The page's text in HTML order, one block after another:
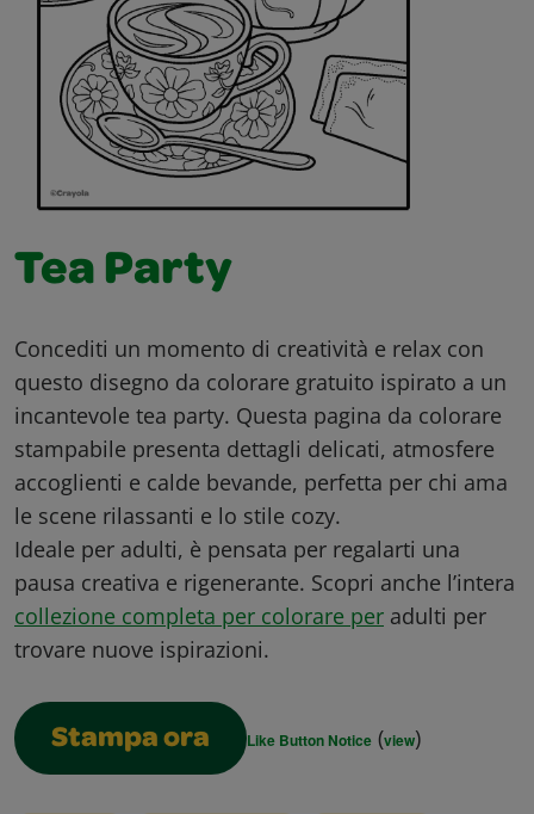
Tea Party
Concediti un momento di creatività e relax con
questo disegno da colorare gratuito ispirato a un
incantevole tea party. Questa pagina da colorare
stampabile presenta dettagli delicati, atmosfere
accoglienti e calde bevande, perfetta per chi ama
le scene rilassanti e lo stile cozy.
Ideale per adulti, è pensata per regalarti una
pausa creativa e rigenerante. Scopri anche l’intera
collezione completa per colorare per adulti per
trovare nuove ispirazioni.
Stampa ora Like Button Notice (view)